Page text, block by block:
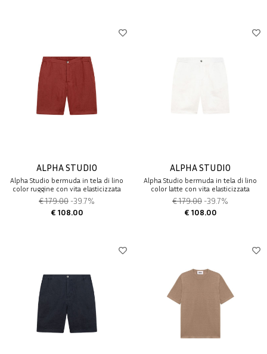
ALPHA STUDIO
Alpha Studio bermuda in tela di lino
color ruggine con vita elasticizzata
€ 179.00 -39.7%
€ 108.00
ALPHA STUDIO
Alpha Studio bermuda in tela di lino
color latte con vita elasticizzata
€ 179.00 -39.7%
€ 108.00